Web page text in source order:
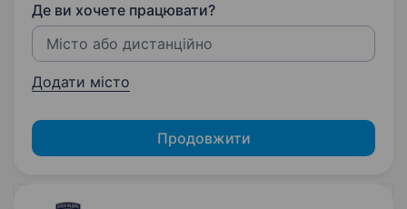
Де ви хочете працювати?
Додати місто
Продовжити